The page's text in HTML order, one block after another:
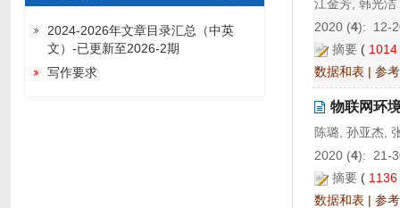
江金芳, 韩光洁
2020 (4): 12-
摘要 ( 1014
数据和表 | 参
物联网环
陈璐, 孙亚杰,
2020 (4): 21-
摘要 ( 1136
数据和表 | 参
2024-2026年文章目录汇总（中英
文）-已更新至2026-2期
写作要求